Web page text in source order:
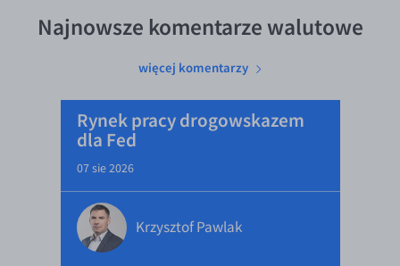
Najnowsze komentarze walutowe
więcej komentarzy
Rynek pracy drogowskazem
dla Fed
07 sie 2026
Krzysztof Pawlak